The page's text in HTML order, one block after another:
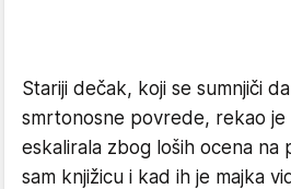
Stariji dečak, koji se sumnjiči
smrtonosne povrede, rekao je
eskalirala zbog loših ocena na
sam knjižicu i kad ih je majka